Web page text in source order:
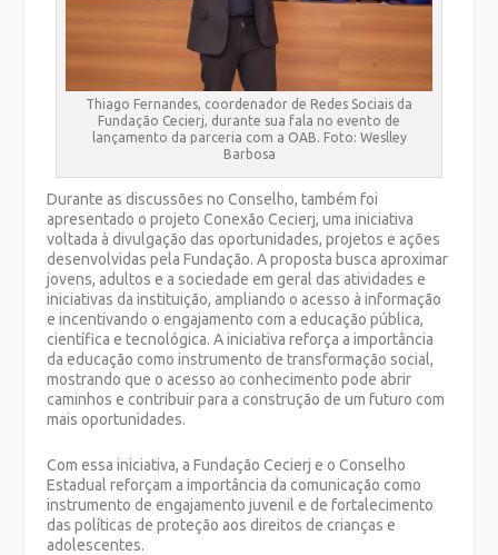
Thiago Fernandes, coordenador de Redes Sociais da
Fundação Cecierj, durante sua fala no evento de
lançamento da parceria com a OAB. Foto: Weslley
Barbosa
Durante as discussões no Conselho, também foi
apresentado o projeto Conexão Cecierj, uma iniciativa
voltada à divulgação das oportunidades, projetos e ações
desenvolvidas pela Fundação. A proposta busca aproximar
jovens, adultos e a sociedade em geral das atividades e
iniciativas da instituição, ampliando o acesso à informação
e incentivando o engajamento com a educação pública,
científica e tecnológica. A iniciativa reforça a importância
da educação como instrumento de transformação social,
mostrando que o acesso ao conhecimento pode abrir
caminhos e contribuir para a construção de um futuro com
mais oportunidades.
Com essa iniciativa, a Fundação Cecierj e o Conselho
Estadual reforçam a importância da comunicação como
instrumento de engajamento juvenil e de fortalecimento
das políticas de proteção aos direitos de crianças e
adolescentes.